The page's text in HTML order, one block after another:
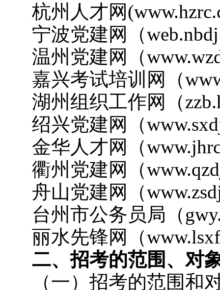
杭州人才网
宁波党建网（
温州党建网（
嘉兴考试培训网（
湖州组织工作网（
绍兴党建网（
金华人才网（
衢州党建网（
舟山党建网（
台州市公务员局（
丽水先锋网（
二、招考的范围、对
（一）招考的范围和